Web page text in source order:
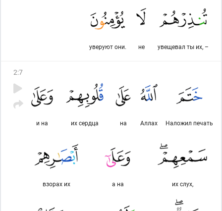
увещевал ты их, –
не
уверуют они.
2:7
Наложил печать
Аллах
на
их сердца
и на
их слух,
а на
взорах их